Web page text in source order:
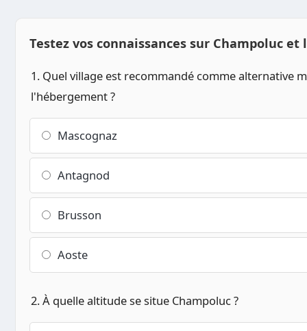
Testez vos connaissances sur Champoluc et
1. Quel village est recommandé comme alternative
l'hébergement ?
Mascognaz
Antagnod
Brusson
Aoste
2. À quelle altitude se situe Champoluc ?